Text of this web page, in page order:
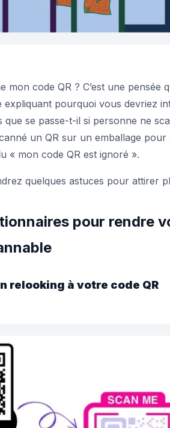
mon code QR ? C’est une pensée
pourquoi vous devriez
que se passe-t-il si personne ne
un QR sur un emballage
« mon code QR est ignoré ».
quelques astuces pour attirer
pour rendre
relooking à votre code QR